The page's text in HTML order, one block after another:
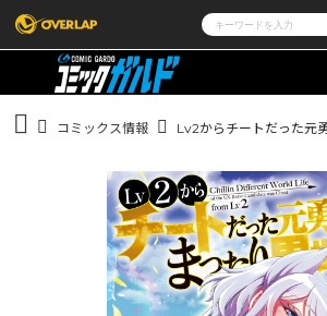
コミック
コミッククリエ
LiQulle
ポケットモンスター
アニメ
ゲーム
企業
会社概要
採用情報
アクセス
オーバーラップホールディングス
オーバーラップ文庫
コミックス情報 Lv2からチートだった元